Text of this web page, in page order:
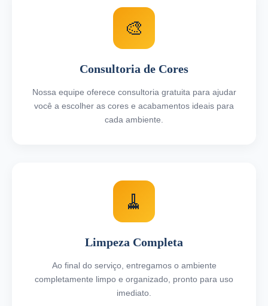
🎨
Consultoria de Cores
Nossa equipe oferece consultoria gratuita para ajudar
você a escolher as cores e acabamentos ideais para
cada ambiente.
🧹
Limpeza Completa
Ao final do serviço, entregamos o ambiente
completamente limpo e organizado, pronto para uso
imediato.